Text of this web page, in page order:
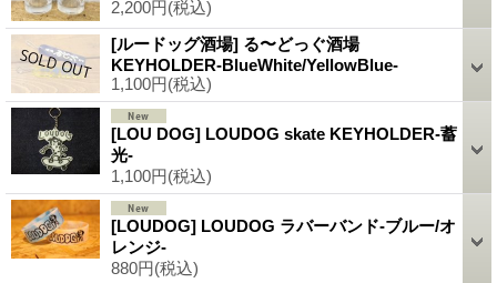
2,200円(税込)
[ルードッグ酒場] る〜どっぐ酒場
KEYHOLDER-BlueWhite/YellowBlue-
1,100円(税込)
[LOU DOG] LOUDOG skate KEYHOLDER-蓄
光-
1,100円(税込)
[LOUDOG] LOUDOG ラバーバンド-ブルー/オ
レンジ-
880円(税込)